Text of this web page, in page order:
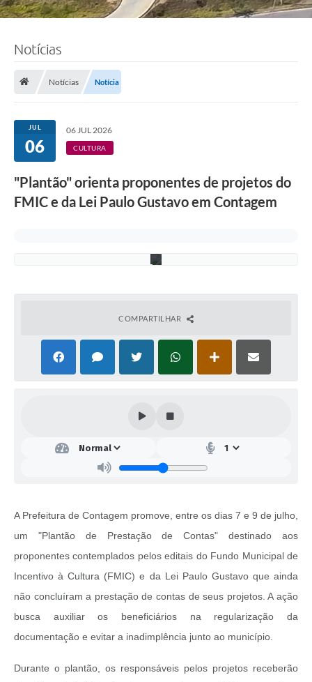
Notícias
Notícias Notícia
JUL
06
06 JUL 2026
CULTURA
"Plantão" orienta proponentes de projetos do
FMIC e da Lei Paulo Gustavo em Contagem
w
t
n
e
COMPARTILHAR
A Prefeitura de Contagem promove, entre os dias 7 e 9 de julho,
um "Plantão de Prestação de Contas" destinado aos
proponentes contemplados pelos editais do Fundo Municipal de
Incentivo à Cultura (FMIC) e da Lei Paulo Gustavo que ainda
não concluíram a prestação de contas de seus projetos. A ação
busca auxiliar os beneficiários na regularização da
documentação e evitar a inadimplência junto ao município.
Durante o plantão, os responsáveis pelos projetos receberão